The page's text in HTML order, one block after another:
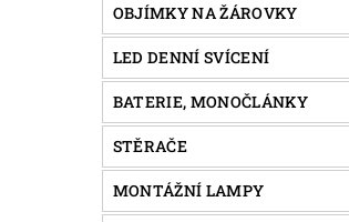
OBJÍMKY NA ŽÁROVKY
LED DENNÍ SVÍCENÍ
BATERIE, MONOČLÁNKY
STĚRAČE
MONTÁŽNÍ LAMPY